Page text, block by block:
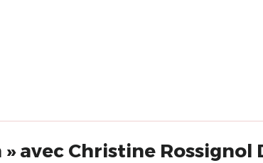
avec Christine Rossignol